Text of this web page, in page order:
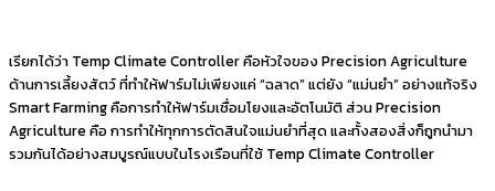
เรียกได้ว่า Temp Climate Controller คือหัวใจของ Precision Agriculture
ด้านการเลี้ยงสัตว์ ที่ทำให้ฟาร์มไม่เพียงแค่ “ฉลาด” แต่ยัง “แม่นยำ” อย่างแท้จริง
Smart Farming คือการทำให้ฟาร์มเชื่อมโยงและอัตโนมัติ ส่วน Precision
Agriculture คือ การทำให้ทุกการตัดสินใจแม่นยำที่สุด และทั้งสองสิ่งก็ถูกนำมา
รวมกันได้อย่างสมบูรณ์แบบในโรงเรือนที่ใช้ Temp Climate Controller